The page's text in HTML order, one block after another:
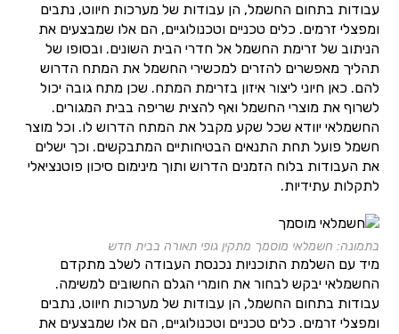
עבודות בתחום החשמל, הן עבודות של מערכות חיווט, נתבים
ומפצלי זרמים. כלים טכניים וטכנולוגיים, הם אלו שמבצעים את
הניתוב של זרימת החשמל אל חדרי הבית השונים. ובסופו של
תהליך מאפשרים להזרים למכשירי החשמל את המתח הדרוש
להם. כאן חיוני ליצור איזון בזרימת המתח. שכן מתח גובה יכול
לשרוף את מוצרי החשמל ואף להצית שריפה בבית המגורים.
החשמלאי יוודא שכל שקע מקבל את המתח הדרוש לו. וכל מוצר
חשמל פועל תחת התנאים הבטיחותיים המתבקשים. וכך ישלים
את העבודות בלוח הזמנים הדרוש ותוך מינימום סיכון פוטנציאלי
לתקלות עתידיות.
בתמונה: חשמלאי מוסמך מתקין גופי תאורה בבית חדש
מיד עם השלמת התוכניות נכנסת העבודה לשלב מתקדם
החשמלאי יבקש לבחור את חומרי הגלם החשובים למשימה.
עבודות בתחום החשמל, הן עבודות של מערכות חיווט, נתבים
ומפצלי זרמים. כלים טכניים וטכנולוגיים, הם אלו שמבצעים את